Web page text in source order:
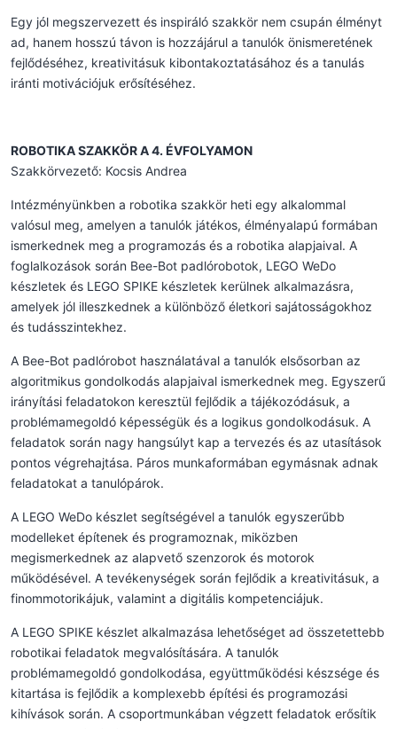
Egy jól megszervezett és inspiráló szakkör nem csupán élményt
ad, hanem hosszú távon is hozzájárul a tanulók önismeretének
fejlődéséhez, kreativitásuk kibontakoztatásához és a tanulás
iránti motivációjuk erősítéséhez.
ROBOTIKA SZAKKÖR A 4. ÉVFOLYAMON
Szakkörvezető: Kocsis Andrea
Intézményünkben a robotika szakkör heti egy alkalommal
valósul meg, amelyen a tanulók játékos, élményalapú formában
ismerkednek meg a programozás és a robotika alapjaival. A
foglalkozások során Bee-Bot padlórobotok, LEGO WeDo
készletek és LEGO SPIKE készletek kerülnek alkalmazásra,
amelyek jól illeszkednek a különböző életkori sajátosságokhoz
és tudásszintekhez.
A Bee-Bot padlórobot használatával a tanulók elsősorban az
algoritmikus gondolkodás alapjaival ismerkednek meg. Egyszerű
irányítási feladatokon keresztül fejlődik a tájékozódásuk, a
problémamegoldó képességük és a logikus gondolkodásuk. A
feladatok során nagy hangsúlyt kap a tervezés és az utasítások
pontos végrehajtása. Páros munkaformában egymásnak adnak
feladatokat a tanulópárok.
A LEGO WeDo készlet segítségével a tanulók egyszerűbb
modelleket építenek és programoznak, miközben
megismerkednek az alapvető szenzorok és motorok
működésével. A tevékenységek során fejlődik a kreativitásuk, a
finommotorikájuk, valamint a digitális kompetenciájuk.
A LEGO SPIKE készlet alkalmazása lehetőséget ad összetettebb
robotikai feladatok megvalósítására. A tanulók
problémamegoldó gondolkodása, együttműködési készsége és
kitartása is fejlődik a komplexebb építési és programozási
kihívások során. A csoportmunkában végzett feladatok erősítik